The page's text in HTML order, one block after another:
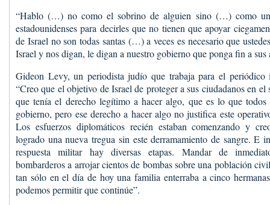
“Hablo (…) no como el sobrino de alguien sino (…) como
estadounidenses para decirles que no tienen que apoyar
de Israel no son todas santas (…) a veces es necesario que
Israel y nos digan, le digan a nuestro gobierno que ponga fin a sus
Gideon Levy, un periodista judío que trabaja para el periódico
“Creo que el objetivo de Israel de proteger a sus ciudadanos en
que tenía el derecho legítimo a hacer algo, que es lo que todos
gobierno, pero ese derecho a hacer algo no justifica este
Los esfuerzos diplomáticos recién estaban comenzando y
logrado una nueva tregua sin este derramamiento de sangre. E
respuesta militar hay diversas etapas. Mandar de
bombarderos a arrojar cientos de bombas sobre una población
tan sólo en el día de hoy una familia enterraba a cinco
podemos permitir que continúe”.